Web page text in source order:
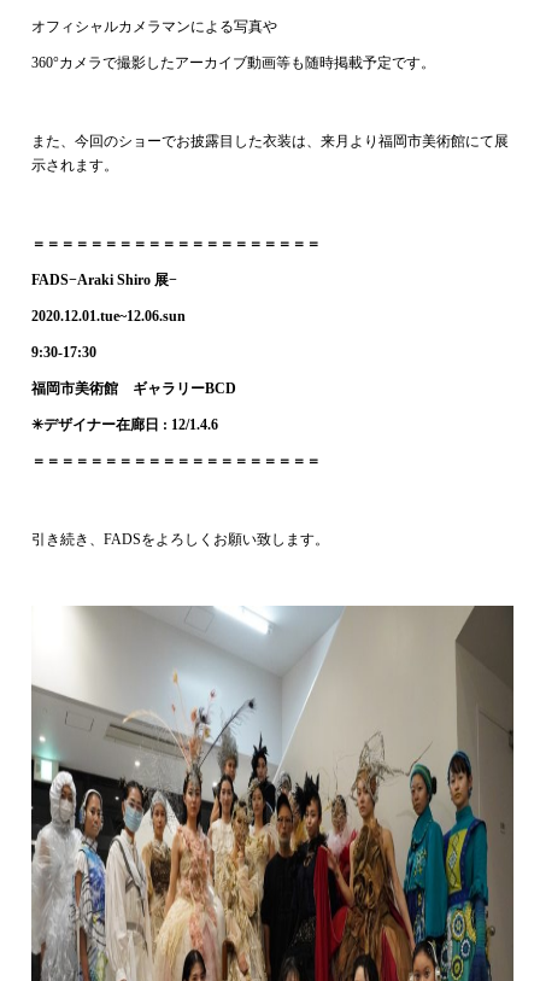
オフィシャルカメラマンによる写真や
360°カメラで撮影したアーカイブ動画等も随時掲載予定です。
また、今回のショーでお披露目した衣装は、来月より福岡市美術館にて展
示されます。
＝＝＝＝＝＝＝＝＝＝＝＝＝＝＝＝＝＝＝＝
FADS−Araki Shiro 展−
2020.12.01.tue~12.06.sun
9:30-17:30
福岡市美術館 ギャラリーBCD
✳︎デザイナー在廊日 : 12/1.4.6
＝＝＝＝＝＝＝＝＝＝＝＝＝＝＝＝＝＝＝＝
引き続き、FADSをよろしくお願い致します。